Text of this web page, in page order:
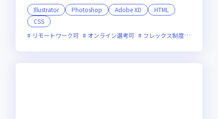
Illustrator
Photoshop Adobe XD
HTML
CSS
リモートワーク可
オンライン選考可 フレックス制度あり